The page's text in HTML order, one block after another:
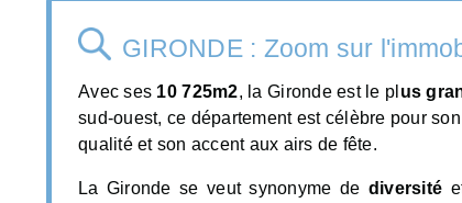
GIRONDE : Zoom sur
Avec ses 10 725m2, la Gironde est le pl us
sud-ouest, ce département est célèbre pour
qualité et son accent aux airs de fête.
La Gironde se veut synonyme de diversité